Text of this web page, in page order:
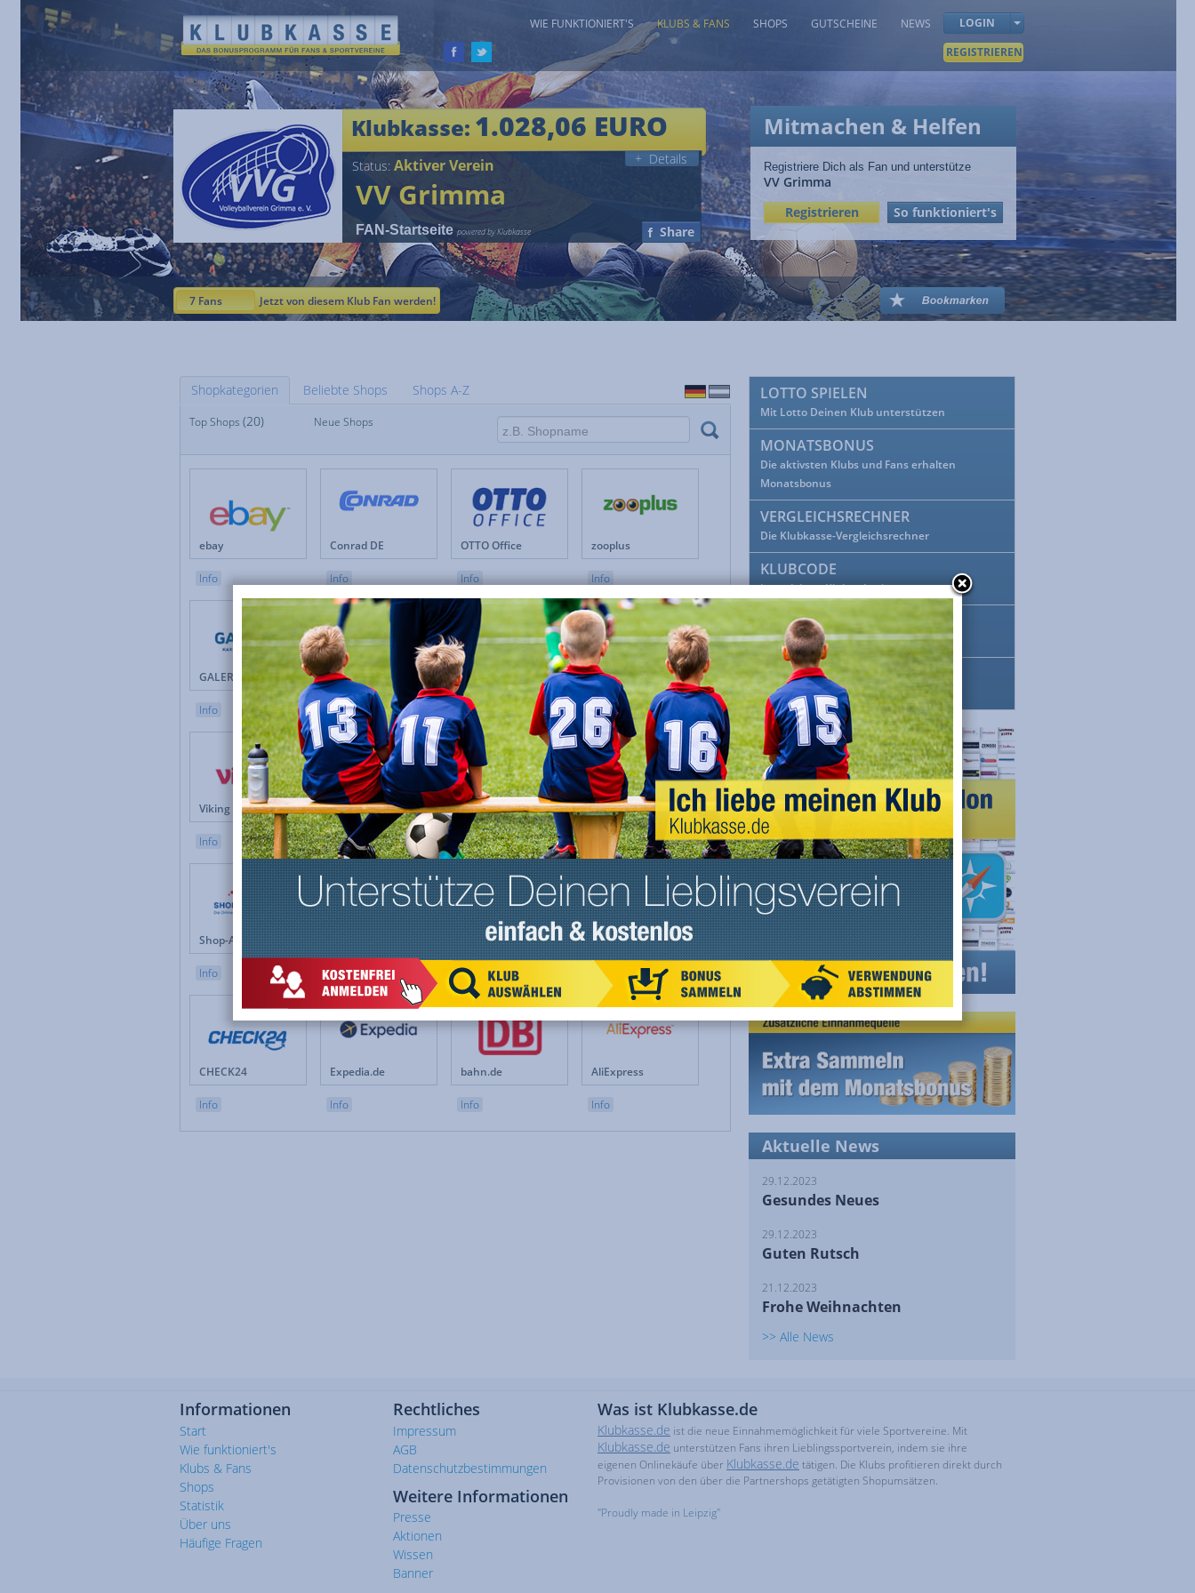
WIE FUNKTIONIERT'S KLUBS & FANS SHOPS GUTSCHEINE NEWS
LOGIN
REGISTRIEREN
Mitmachen & Helfen
Registriere Dich als Fan und unterstütze
VV Grimma
Registrieren
So funktioniert's
Klubkasse: 1.028,06 EURO
Status: Aktiver Verein + Details
VV Grimma
FAN-Startseite powered by Klubkasse Share
7 Fans Jetzt von diesem Klub Fan werden!
Shopkategorien Beliebte Shops
Shops A-Z
Top Shops
Apotheken
Baby & Kinder
Blumen
Brillen & Kontaktlinsen
Bücher & Zeitschriften
Büro & Betrieb
Computer & Software
Drogerie & Pflege
Elektronik & Haushaltgeräte
Energieversorger
Foto
Gesundheit
Haus & Garten
Kunst & Kultur
Lebensmittel
Lotto & Sportwetten
Markenshops
Möbel & Wohnen
Mobilfunk & Telefon
Mode & Accessoires
Musik & Film
Mutter- & Vatertag
Oktoberfest
Reisen & Tickets
Schule & Bildung
Shopping- & Versandhäuser
Sonstiges
Spiele
Sport & Fitness
Tiere
TV & Video
Uhren & Schmuck
Versicherungen & Finanzen
Weihnachten
Top Shops (20) Neue Shops
ebay
Info
Conrad DE
Info
OTTO Office
Info
zooplus
Info
GALERIA
Info Info
Lieferando DE
Info
SATURN
Info
Viking Direkt
Info
MediaMarkt
Info
Teamsportbedarf.de
Info
lidl.de
Info
Shop-Apotheke.com
Info
OBI.de
Info
11teamsports
Info
Groupon
Info
CHECK24
Info
Expedia.de
Info
bahn.de
Info
AliExpress
Info
LOTTO SPIELEN
Mit Lotto Deinen Klub unterstützen
MONATSBONUS
Die aktivsten Klubs und Fans erhalten
Monatsbonus
VERGLEICHSRECHNER
Die Klubkasse-Vergleichsrechner
KLUBCODE
Löse deinen Klubcode ein
FACEBOOK-BUTTON
Facebook mit Klubkasse verlinken
ADD-ON
Keinen Einkauf mehr verpassen!
Aktuelle News
29.12.2023
Gesundes Neues
29.12.2023
Guten Rutsch
21.12.2023
Frohe Weihnachten
>> Alle News
Was ist Klubkasse.de
Klubkasse.de ist die neue Einnahmemöglichkeit für viele Sportvereine. Mit
Klubkasse.de unterstützen Fans ihren Lieblingssportverein, indem sie ihre
eigenen Onlinekäufe über Klubkasse.de tätigen. Die Klubs profitieren direkt durch
Provisionen von den über die Partnershops getätigten Shopumsätzen.
"Proudly made in Leipzig"
Informationen
Start
Wie funktioniert's
Klubs & Fans
Shops
Statistik
Über uns
Häufige Fragen
Rechtliches
Impressum
AGB
Datenschutzbestimmungen
Weitere Informationen
Presse
Aktionen
Wissen
Banner